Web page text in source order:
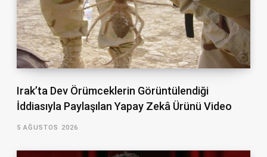
Irak’ta Dev Örümceklerin Görüntülendiği
İddiasıyla Paylaşılan Yapay Zekâ Ürünü Video
5 AĞUSTOS 2026